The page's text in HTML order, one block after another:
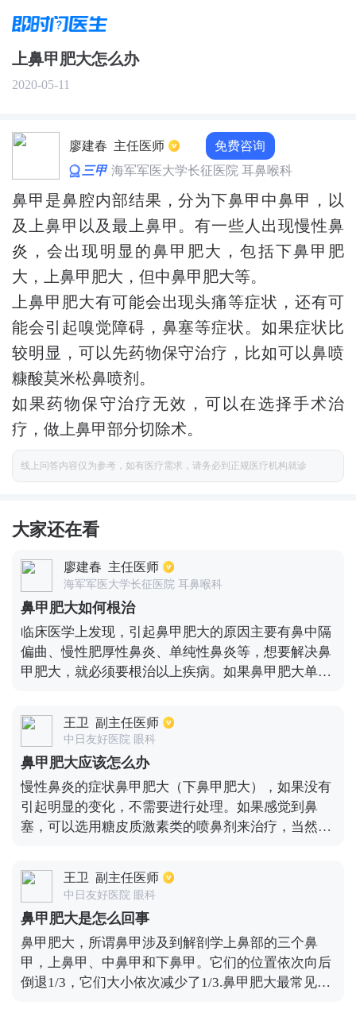
上鼻甲肥大怎么办
2020-05-11
廖建春 主任医师 免费咨询
三甲 海军军医大学长征医院 耳鼻喉科
鼻甲是鼻腔内部结果，分为下鼻甲中鼻甲，以
及上鼻甲以及最上鼻甲。有一些人出现慢性鼻
炎，会出现明显的鼻甲肥大，包括下鼻甲肥
大，上鼻甲肥大，但中鼻甲肥大等。
上鼻甲肥大有可能会出现头痛等症状，还有可
能会引起嗅觉障碍，鼻塞等症状。如果症状比
较明显，可以先药物保守治疗，比如可以鼻喷
糠酸莫米松鼻喷剂。
如果药物保守治疗无效，可以在选择手术治
疗，做上鼻甲部分切除术。
线上问答内容仅为参考，如有医疗需求，请务必到正规医疗机构就诊
大家还在看
廖建春 主任医师
海军军医大学长征医院 耳鼻喉科
鼻甲肥大如何根治
临床医学上发现，引起鼻甲肥大的原因主要有鼻中隔
偏曲、慢性肥厚性鼻炎、单纯性鼻炎等，想要解决鼻
甲肥大，就必须要根治以上疾病。如果鼻甲肥大单纯
院进行局麻双侧下鼻甲微波治疗。如果鼻甲肥大由于
鼻中隔偏曲所引起，就需要进行局麻或全麻下电子鼻
镜鼻中隔偏曲矫正术。如果鼻甲肥大由于慢性肥厚性
鼻炎所引起，就需要进行全麻下鼻甲等离子激光消融
术。
王卫 副主任医师
中日友好医院 眼科
鼻甲肥大应该怎么办
慢性鼻炎的症状鼻甲肥大（下鼻甲肥大），如果没有
引起明显的变化，不需要进行处理。如果感觉到鼻
塞，可以选用糖皮质激素类的喷鼻剂来治疗，当然也
意至少连续使用不能超过7天）如果这些并没有明显
改善鼻塞症状，就需要采取手术来将下鼻甲缩小体
积，改善鼻腔的通气来治疗。
王卫 副主任医师
中日友好医院 眼科
鼻甲肥大是怎么回事
鼻甲肥大，所谓鼻甲涉及到解剖学上鼻部的三个鼻
甲，上鼻甲、中鼻甲和下鼻甲。它们的位置依次向后
倒退1/3，它们大小依次减少了1/3.鼻甲肥大最常见的